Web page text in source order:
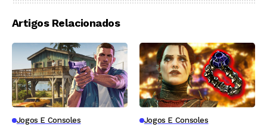
Artigos Relacionados
Jogos E Consoles Jogos E Consoles